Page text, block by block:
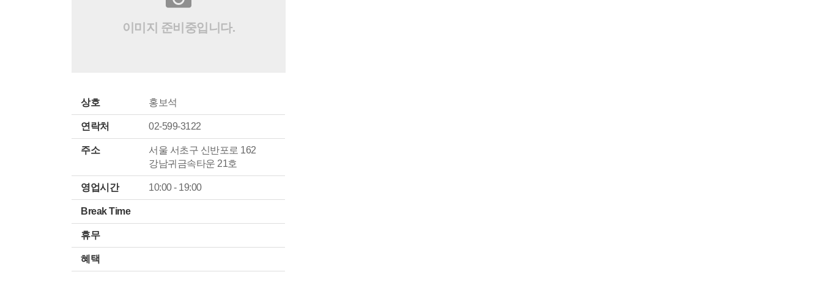
이미지 준비중입니다.
상호 홍보석
연락처 02-599-3122
주소
서울 서초구 신반포로 162
강남귀금속타운 21호
영업시간 10:00 - 19:00
Break Time
휴무
혜택